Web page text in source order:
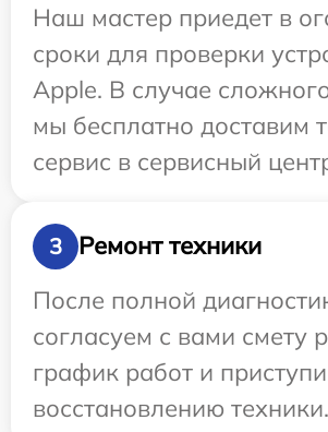
Наш мастер приедет в
сроки для проверки
Apple. В случае
мы бесплатно доставим
сервис в сервисный
3
Ремонт техники
После полной
согласуем с вами смету
график работ и
восстановлению техники.